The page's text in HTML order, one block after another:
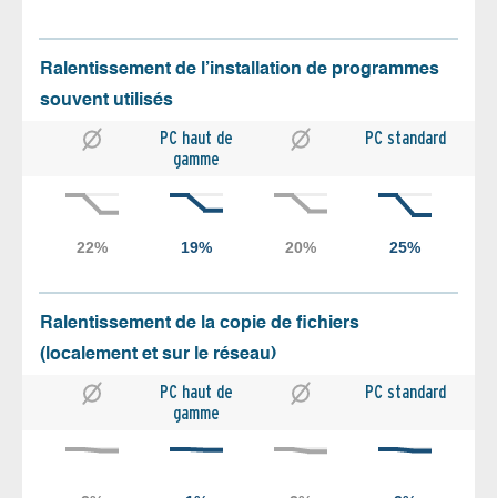
Ralentissement de l’installation de programmes
souvent utilisés
PC haut de
gamme
PC standard
Ralentissement de la copie de fichiers
(localement et sur le réseau)
PC haut de
gamme
PC standard